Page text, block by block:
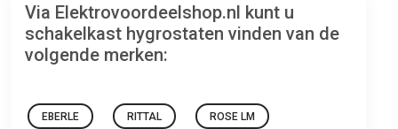
Via Elektrovoordeelshop.nl kunt u
schakelkast hygrostaten vinden van de
volgende merken:
EBERLE RITTAL ROSE LM